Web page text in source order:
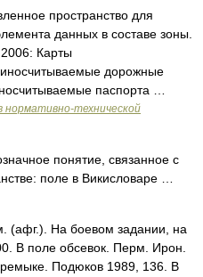
пространство для
данных в составе зоны.
Карты
дорожные
паспорта …
нормативно-технической
понятие, связанное с
поле в Викисловаре …
(афг.). На боевом задании, на
В поле обсевок. Перм. Ирон.
Подюков 1989, 136. В